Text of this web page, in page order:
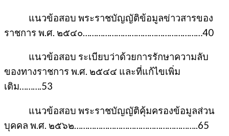
แนวข้อสอบ พระราชบัญญัติข้อมูลข่าวสารของ
ราชการ พ.ศ. ๒๕๔๐………………………………………………40
แนวข้อสอบ ระเบียบว่าด้วยการรักษาความลับ
ของทางราชการ พ.ศ. ๒๕๔๔ และที่แก้ไขเพิ่ม
เติม……….53
แนวข้อสอบ พระราชบัญญัติคุ้มครองข้อมูลส่วน
บุคคล พ.ศ. ๒๕๖๒………………………………………………..65